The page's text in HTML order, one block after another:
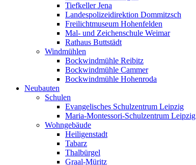
Tiefkeller Jena
Landespolizeidirektion Dommitzsch
Freilichtmuseum Hohenfelden
Mal- und Zeichenschule Weimar
Rathaus Buttstädt
Windmühlen
Bockwindmühle Reibitz
Bockwindmühle Cammer
Bockwindmühle Hohenroda
Neubauten
Schulen
Evangelisches Schulzentrum Leipzig
Maria-Montessori-Schulzentrum Leipzig
Wohngebäude
Heiligenstadt
Tabarz
Thalbürgel
Graal-Müritz